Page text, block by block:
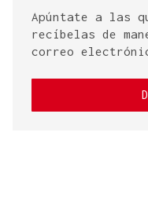
Apúntate a las
recíbelas de
correo